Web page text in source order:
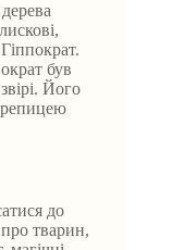
був
Його
до
тварин,